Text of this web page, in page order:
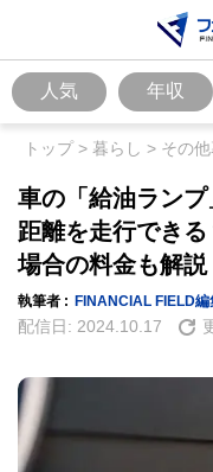
人気 年収
トップ> 暮らし > その他
車の「給油ラン
距離を走行でき
場合の料金も解説
執筆者 : FINANCIAL FIELD編
配信日: 2024.10.17